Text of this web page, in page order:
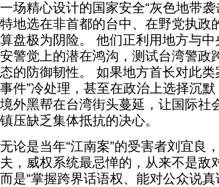
一场精心设计的国家安全“灰色地带
特地选在非首都的台中、在野党执政
算盘极为阴险。 他们正利用地方与
安警觉上的潜在鸿沟，测试台湾警政
态的防御韧性。 如果地方首长对此类
事件”冷处理，甚至在政治上选择沉
境外黑帮在台湾街头蔓延，让国际社
镇压缺乏集体抵抗的决心。
无论是当年“江南案”的受害者刘宜良
夫，威权系统最忌惮的，从来不是敌
而是“掌握跨界话语权、能对公众说